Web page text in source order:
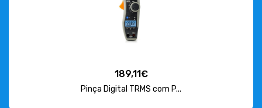
189,11€
Pinça Digital TRMS com P...